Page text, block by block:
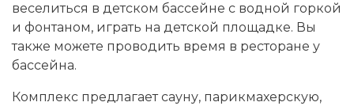
веселиться в детском бассейне с водной горкой
и фонтаном, играть на детской площадке. Вы
также можете проводить время в ресторане у
бассейна.
Комплекс предлагает сауну, парикмахерскую,